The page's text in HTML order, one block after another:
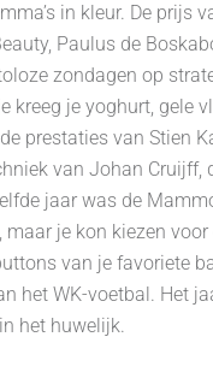
in kleur. De prijs
Paulus de
zondagen op
je yoghurt, gele
prestaties van Stien
van Johan
jaar was de
je kon kiezen voor
van je favoriete
het WK-voetbal. Het
het huwelijk.